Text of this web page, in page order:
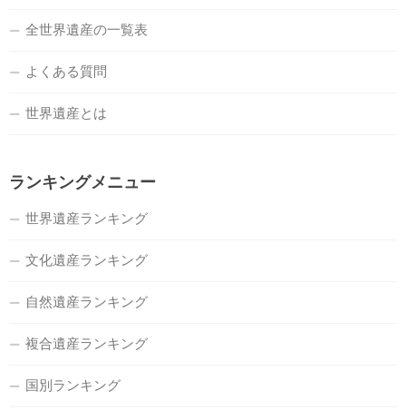
全世界遺産の一覧表
よくある質問
世界遺産とは
ランキングメニュー
世界遺産ランキング
文化遺産ランキング
自然遺産ランキング
複合遺産ランキング
国別ランキング